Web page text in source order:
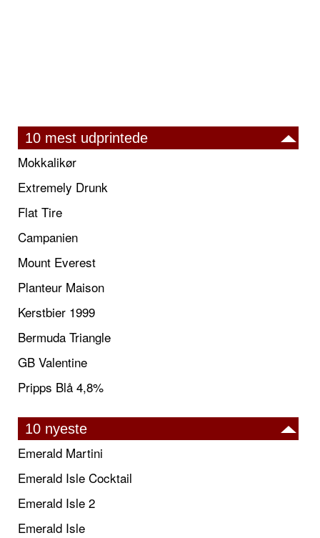
10 mest udprintede
Mokkalikør
Extremely Drunk
Flat Tire
Campanien
Mount Everest
Planteur Maison
Kerstbier 1999
Bermuda Triangle
GB Valentine
Pripps Blå 4,8%
10 nyeste
Emerald Martini
Emerald Isle Cocktail
Emerald Isle 2
Emerald Isle